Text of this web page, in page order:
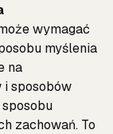
wymagać
myślenia
na
i sposobów
zachowań. To